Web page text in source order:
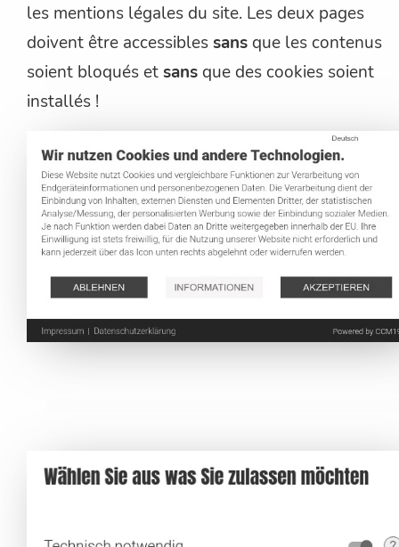
les mentions légales du site. Les deux pages
doivent être accessiblessans que les contenus
soient bloqués etsans que des cookies soient
installés !